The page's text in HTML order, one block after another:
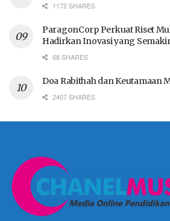
1172 SHARES
ParagonCorp Perkuat Riset
Hadirkan Inovasi yang
68 SHARES
Doa Rabithah dan Keutamaan
2407 SHARES